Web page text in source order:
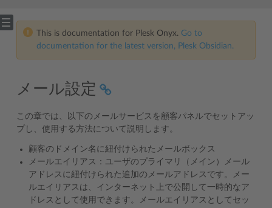
This is documentation for Plesk Onyx. Go to
documentation for the latest version, Plesk Obsidian.
メール設定
この章では、以下のメールサービスを顧客パネルでセットアッ
プし、使用する方法について説明します。
顧客のドメイン名に紐付けられたメールボックス
メールエイリアス：ユーザのプライマリ（メイン）メール
アドレスに紐付けられた追加のメールアドレスです。メー
ルエイリアスは、インターネット上で公開して一時的なア
ドレスとして使用できます。メールエイリアスとしてセッ